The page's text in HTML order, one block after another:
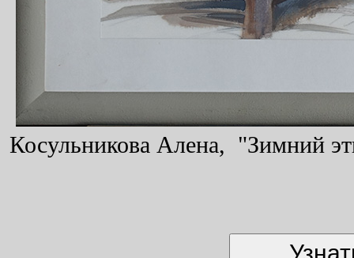
Косульникова Алена, "Зимний